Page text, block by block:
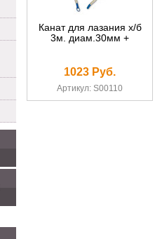
Канат для лазания х/б
3м. диам.30мм +
1023 Руб.
Артикул: S00110